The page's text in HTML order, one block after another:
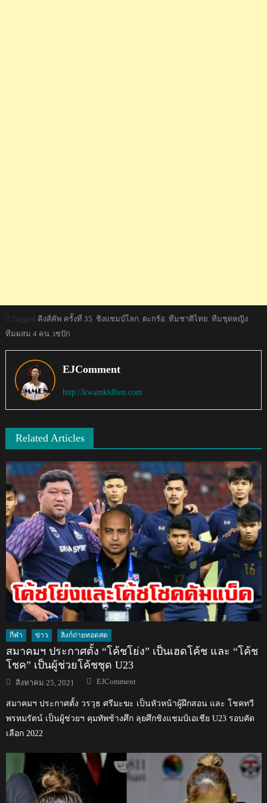
Tagged คิงส์คัพ ครั้งที่ 35 ชิงแชมป์โลก ตะกร้อ ทีมชาติไทย ทีมชุดหญิง,
ทีมผสม 4 คน, เซปัก
EJComment
http://kwamkidhen.com
Related Articles
กีฬา ข่าว ลิงก์ถ่ายทอดสด
สมาคมฯ ประกาศตั้ง “โค้ชโย่ง” เป็นเฮดโค้ช และ “โค้ช
โชค” เป็นผู้ช่วยโค้ชชุด U23
Posted
on
สิงหาคม 25, 2021 Author
EJComment
สมาคมฯ ประกาศตั้ง วรวุธ ศรีมะฆะ เป็นหัวหน้าผู้ฝึกสอน และ โชคทวี
พรหมรัตน์ เป็นผู้ช่วยฯ คุมทัพช้างศึก ลุยศึกชิงแชมป์เอเชีย U23 รอบคัด
เลือก 2022